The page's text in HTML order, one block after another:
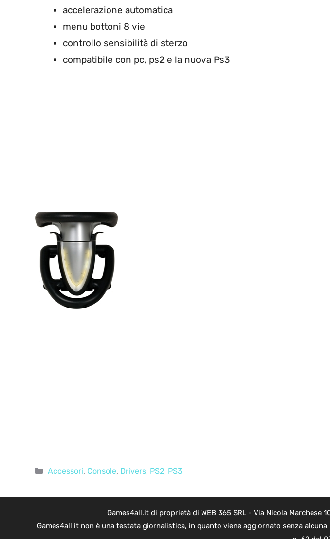
accelerazione automatica
menu bottoni 8 vie
controllo sensibilità di sterzo
compatibile con pc, ps2 e la nuova Ps3
Categorie
Accessori, Console, Drivers, PS2, PS3
Games4all.it di proprietà di WEB 365 SRL - Via Nicola Marchese
Games4all.it non è una testata giornalistica, in quanto viene aggiornato senza